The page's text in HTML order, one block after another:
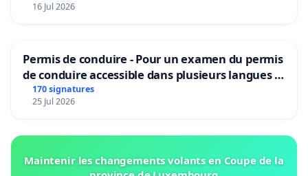
16 Jul 2026
Permis de conduire - Pour un examen du permis
de conduire accessible dans plusieurs langues à
Bruxelles
170 signatures
25 Jul 2026
Maintenir les changements volants en Coupe de la